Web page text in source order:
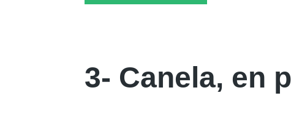
3- Canela, en